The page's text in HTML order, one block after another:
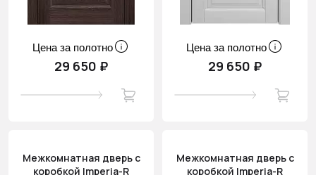
Цена за полотно
29 650 ₽
Цена за полотно
29 650 ₽
Межкомнатная дверь с
коробкой Imperia-R
Межкомнатная дверь с
коробкой Imperia-R